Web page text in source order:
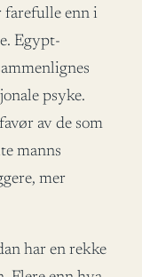
farefulle enn i
Egypt-
psyke.
av de som
manns
mer
har en rekke